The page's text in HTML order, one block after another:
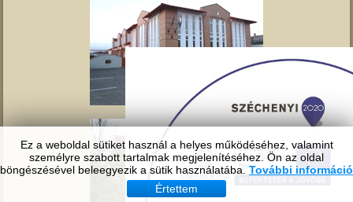
Ez a weboldal sütiket használ a helyes működéséhez, valamint
személyre szabott tartalmak megjelenítéséhez. Ön az oldal
böngészésével beleegyezik a sütik használatába. További információ
Értettem
Polgármesteri hivatal
Tulipán Bölcsőde